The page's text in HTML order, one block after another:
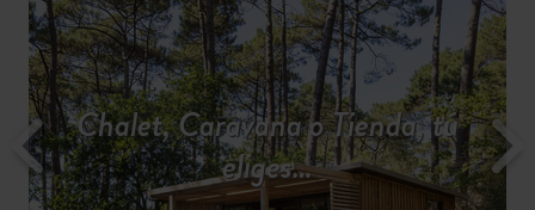
Chalet, Caravana o Tienda, tú
eliges…
Unas vacaciones moviditas...
Acampa en plena naturaleza
Tarifas y disponibilidad
Todos los servicios para una
estancia tranquila
Descubrir la región